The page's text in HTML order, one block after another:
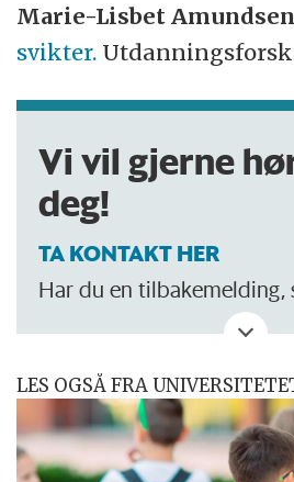
Marie-Lisbet
svikter.
Vi vil gjerne
deg!
TA KONTAKT HER
Har du en tilbakemelding,
eller kritikk? Eller tips om
LES OGSÅ FRA